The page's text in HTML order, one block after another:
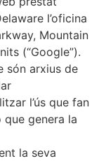
l’oficina
Mountain
(“Google”).
són arxius de
l’ús que fan
genera la
la seva